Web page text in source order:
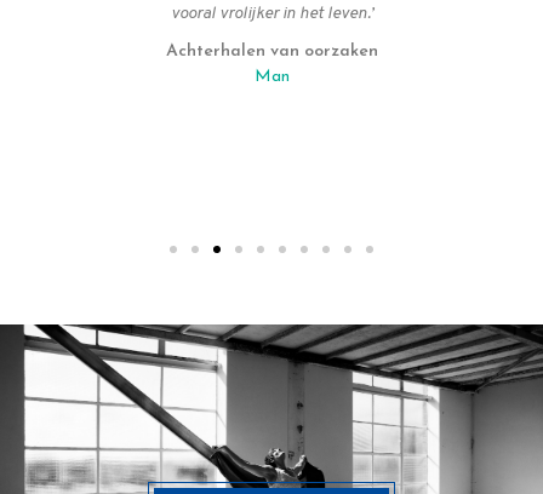
vooral vrolijker in het leven.’
Achterhalen van oorzaken
Man